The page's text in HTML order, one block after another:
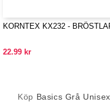
KORNTEX KX232 -
22.99 kr
Köp Basics Grå